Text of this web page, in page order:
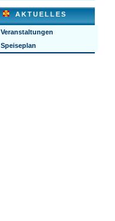
AKTUELLES
Veranstaltungen
Speiseplan